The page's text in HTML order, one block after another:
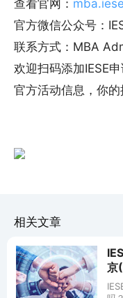
查看官网：
官方微信公众号：
联系方式：MBA
欢迎扫码添加IESE
官方活动信息，你的
相关文章
京